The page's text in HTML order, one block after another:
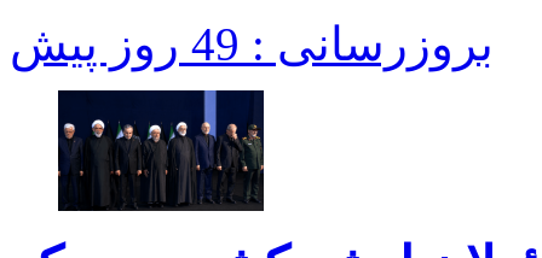
بروزرسانی : 49 روز پیش